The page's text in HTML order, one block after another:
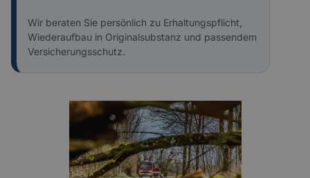
Wir beraten Sie persönlich zu Erhaltungspflicht,
Wiederaufbau in Originalsubstanz und passendem
Versicherungsschutz.